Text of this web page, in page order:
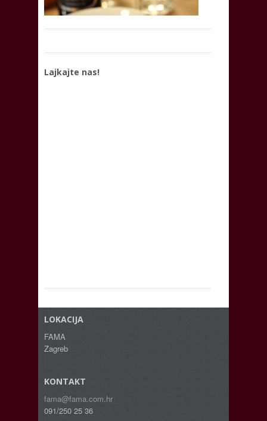
Lajkajte nas!
LOKACIJA
FAMA
Zagreb
KONTAKT
fama@fama.com.hr
091/250 25 36